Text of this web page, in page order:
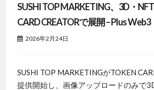
SUSHI TOP MARKETING、3D・
CARD CREATORで展開 – Plus Web3
2026年2月24日
SUSHI TOP MARKETINGがTOKEN
提供開始し、画像アップロードのみで